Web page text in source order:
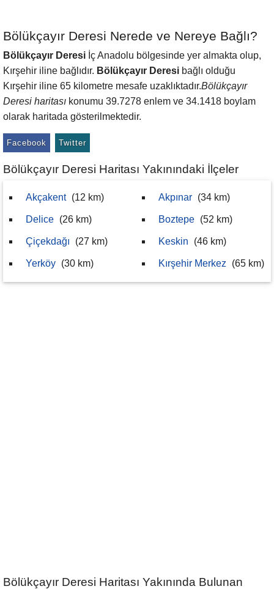
Bölükçayır Deresi Nerede ve Nereye Bağlı?
Bölükçayır Deresi İç Anadolu bölgesinde yer almakta olup,
Kırşehir iline bağlıdır. Bölükçayır Deresi bağlı olduğu
Kırşehir iline 65 kilometre mesafe uzaklıktadır.Bölükçayır
Deresi haritası konumu 39.7278 enlem ve 34.1418 boylam
olarak haritada gösterilmektedir.
Facebook Twitter
Bölükçayır Deresi Haritası Yakınındaki İlçeler
Akçakent (12 km)
Delice (26 km)
Çiçekdağı (27 km)
Yerköy (30 km)
Akpınar (34 km)
Boztepe (52 km)
Keskin (46 km)
Kırşehir Merkez (65 km)
Bölükçayır Deresi Haritası Yakınında Bulunan